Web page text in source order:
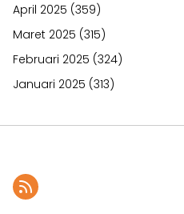
April 2025 (359)
Maret 2025 (315)
Februari 2025 (324)
Januari 2025 (313)